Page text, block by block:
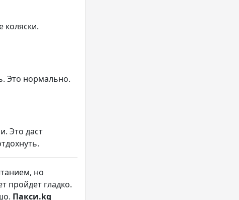
коляски.
Это нормально.
Это даст
но
пройдет гладко.
Пакси.kg